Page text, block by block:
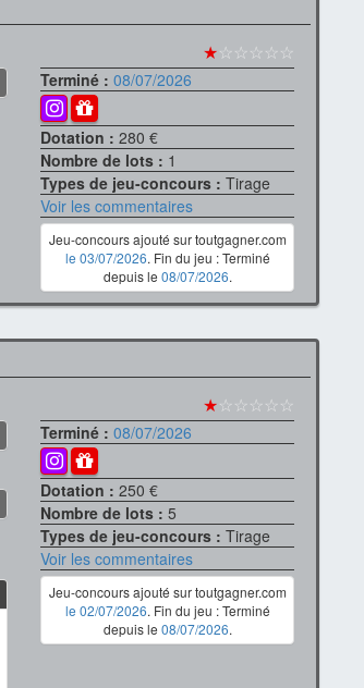
★☆☆☆☆☆
Terminé :08/07/2026
Dotation :280 €
Nombre de lots : 1
Types de jeu-concours :Tirage
Voir les commentaires
Jeu-concours ajouté sur toutgagner.com
le 03/07/2026. Fin du jeu : Terminé
depuis le 08/07/2026.
★☆☆☆☆☆
Terminé :08/07/2026
Dotation :250 €
Nombre de lots :5
Types de jeu-concours :Tirage
Voir les commentaires
Jeu-concours ajouté sur toutgagner.com
le 02/07/2026. Fin du jeu : Terminé
depuis le 08/07/2026.